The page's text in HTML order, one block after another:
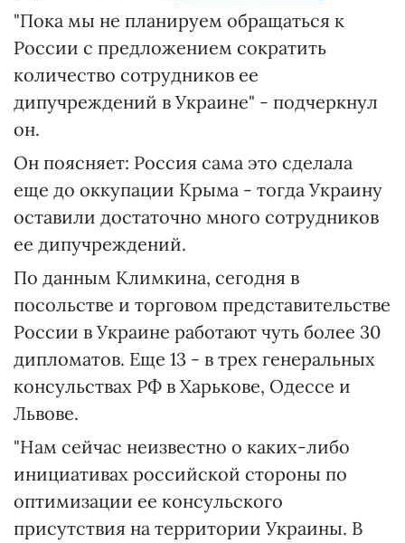
"Пока мы не планируем обращаться к
России с предложением сократить
количество сотрудников ее
дипучреждений в Украине" - подчеркнул
он.
Он поясняет: Россия сама это сделала
еще до оккупации Крыма - тогда Украину
оставили достаточно много сотрудников
ее дипучреждений.
По данным Климкина, сегодня в
посольстве и торговом представительстве
России в Украине работают чуть более 30
дипломатов. Еще 13 - в трех генеральных
консульствах РФ в Харькове, Одессе и
Львове.
"Нам сейчас неизвестно о каких-либо
инициативах российской стороны по
оптимизации ее консульского
присутствия на территории Украины. В